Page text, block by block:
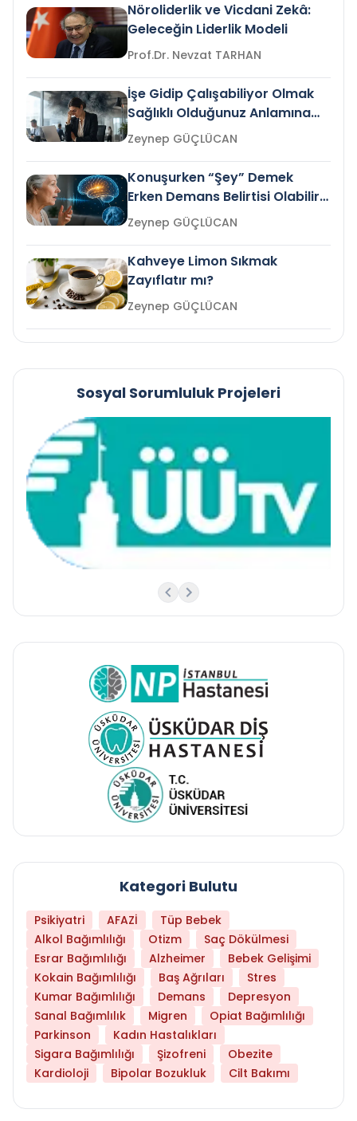
Nöroliderlik ve Vicdani Zekâ:
Geleceğin Liderlik Modeli
Prof.Dr. Nevzat TARHAN
İşe Gidip Çalışabiliyor Olmak
Sağlıklı Olduğunuz Anlamına
Gelir mi?Zeynep GÜÇLÜCAN
Konuşurken “Şey” Demek
Erken Demans Belirtisi Olabilir
mi?
Zeynep GÜÇLÜCAN
Kahveye Limon Sıkmak
Zayıflatır mı?
Zeynep GÜÇLÜCAN
Sosyal Sorumluluk Projeleri
Kategori Bulutu
Psikiyatri AFAZİ
Tüp Bebek
Alkol Bağımlılığı
Otizm
Saç Dökülmesi
Esrar Bağımlılığı
Alzheimer
Bebek Gelişimi
Kokain Bağımlılığı
Baş Ağrıları
Stres
Kumar Bağımlılığı
Demans
Depresyon
Sanal Bağımlılık
Migren
Opiat Bağımlılığı
Parkinson
Kadın Hastalıkları
Sigara Bağımlılığı
Şizofreni
Obezite
Kardioloji
Bipolar Bozukluk Cilt Bakımı